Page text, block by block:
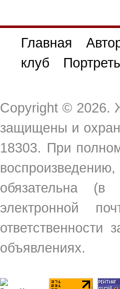
Главная
клуб
Copyright © 2026.
защищены и
18303. При
обязательна
электронной
объявлениях.